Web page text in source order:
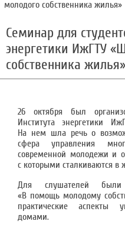
молодого собственника жилья»
Семинар для
энергетики ИжГТУ
собственника жилья»
26 октября был
Института энергетики
На нем шла речь о
сфера управления
современной молодежи и
с которыми сталкиваются в
Для слушателей были
«В помощь молодому
практические аспекты
домами.